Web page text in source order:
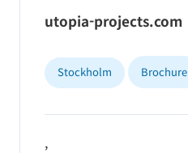
utopia-projects.com
Stockholm Brochure
,